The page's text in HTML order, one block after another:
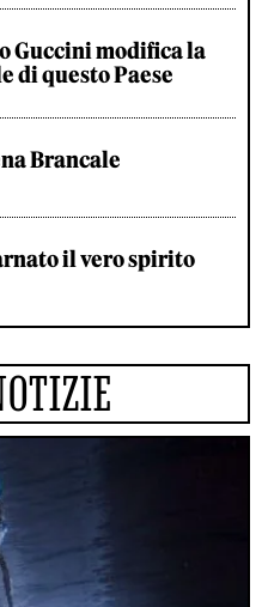
Guccini modifica la
di questo Paese
Brancale
il vero spirito